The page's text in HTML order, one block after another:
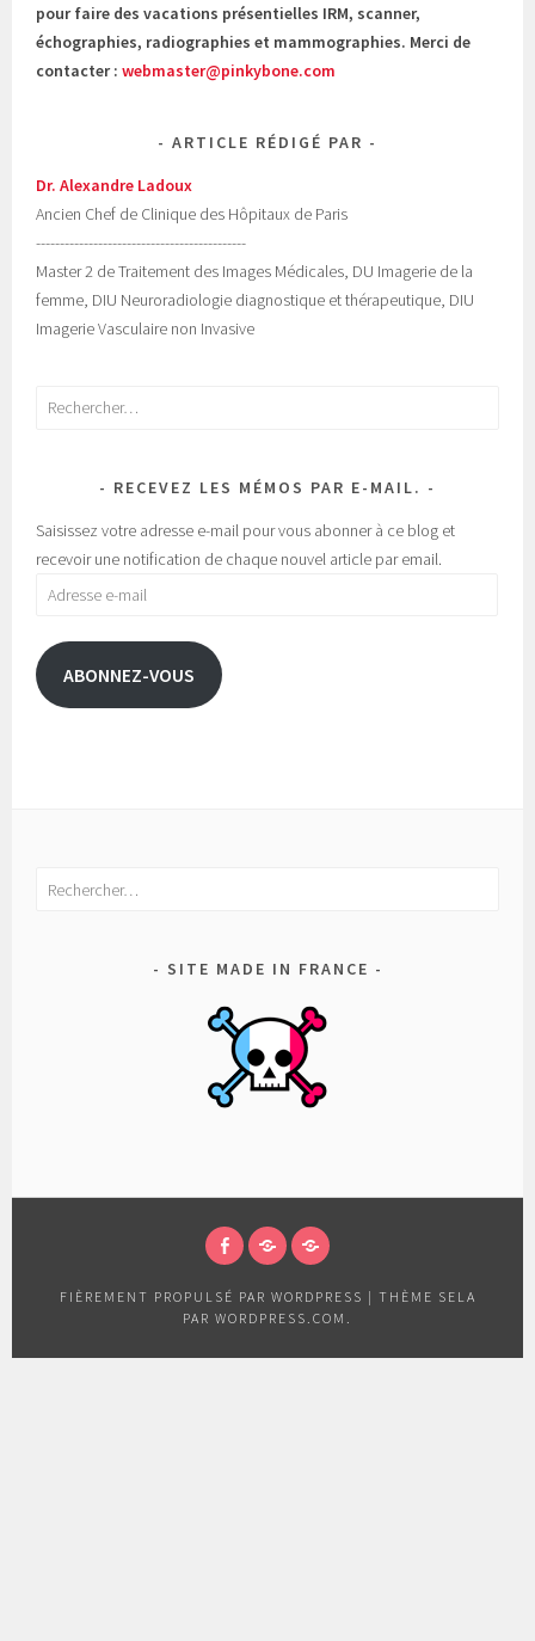
pour faire des vacations présentielles IRM, scanner,
échographies, radiographies et mammographies. Merci de
contacter :webmaster@pinkybone.com
ARTICLE RÉDIGÉ PAR
Dr. Alexandre Ladoux
Ancien Chef de Clinique des Hôpitaux de Paris
--------------------------------------------
Master 2 de Traitement des Images Médicales, DU Imagerie de la
femme, DIU Neuroradiologie diagnostique et thérapeutique, DIU
Imagerie Vasculaire non Invasive
Rechercher :
RECEVEZ LES MÉMOS PAR E-MAIL.
Saisissez votre adresse e-mail pour vous abonner à ce blog et
recevoir une notification de chaque nouvel article par email.
Adresse
mail
ABONNEZ-VOUS
Rechercher :
SITE MADE IN FRANCE
D’UTILISATION
DE
CONFIDENTIALITÉ
DE
FIÈREMENT PROPULSÉ PAR WORDPRESS | THÈME SELA
PAR WORDPRESS.COM .